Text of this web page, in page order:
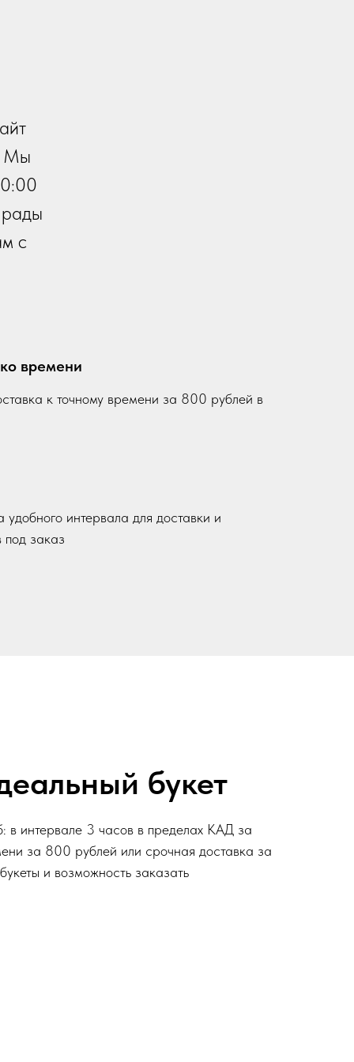
Мы
с
времени
к точному времени за 800 рублей в
интервала для доставки и
под заказ
букет
в интервале 3 часов в пределах КАД за
за 800 рублей или срочная доставка за
и возможность заказать